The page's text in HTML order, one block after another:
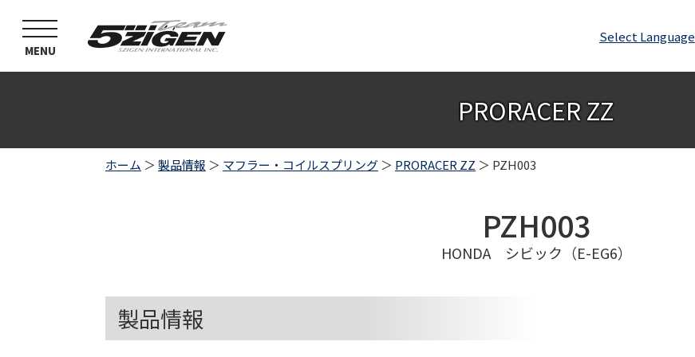
toggle
navigation
MENU
Select Language
PRORACER ZZ
ホーム ＞製品情報 ＞ マフラー・コイルスプリング ＞ PRORACER ZZ ＞ PZH003
PZH003
HONDA シビック（E-EG6）
製品情報